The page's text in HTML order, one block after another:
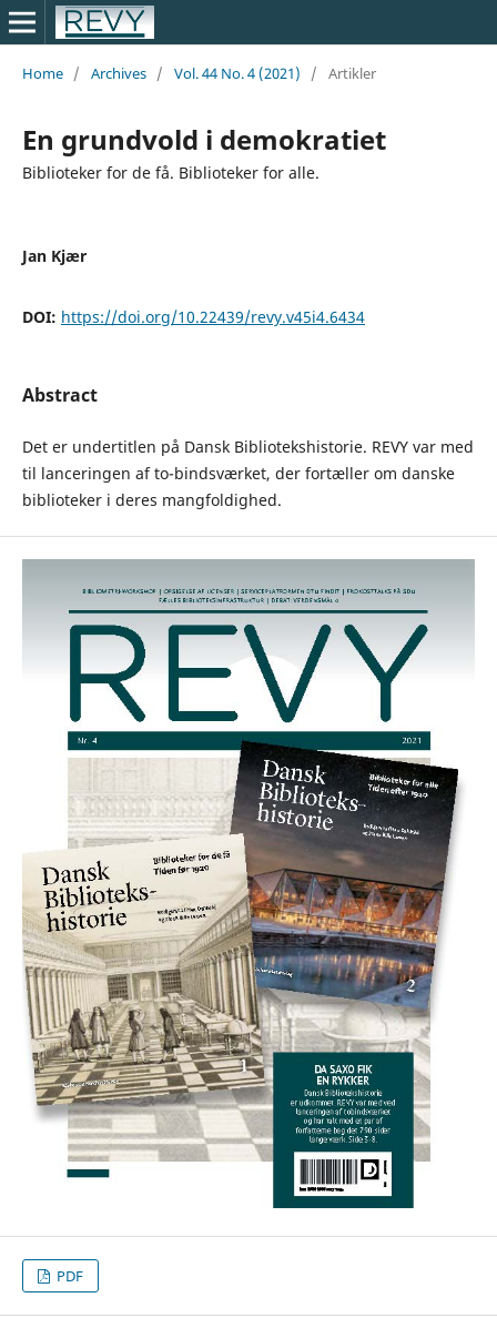
Home / Archives / Vol. 44 No. 4 (2021) / Artikler
En grundvold i demokratiet
Biblioteker for de få. Biblioteker for alle.
Jan Kjær
DOI: https://doi.org/10.22439/revy.v45i4.6434
Abstract
Det er undertitlen på Dansk Bibliotekshistorie. REVY var med
til lanceringen af to-bindsværket, der fortæller om danske
biblioteker i deres mangfoldighed.
PDF